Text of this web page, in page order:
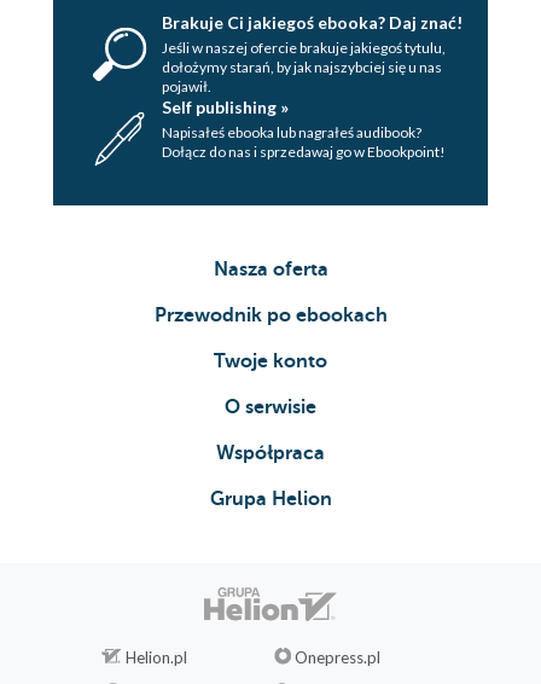
Brakuje Ci jakiegoś ebooka? Daj znać!
Jeśli w naszej ofercie brakuje jakiegoś tytulu,
dołożymy starań, by jak najszybciej się u nas
pojawił.
Self publishing »
Napisałeś ebooka lub nagrałeś audibook?
Dołącz do nas i sprzedawaj go w Ebookpoint!
Nasza oferta
Przewodnik po ebookach
Twoje konto
O serwisie
Współpraca
Grupa Helion
Helion.pl
Onepress.pl